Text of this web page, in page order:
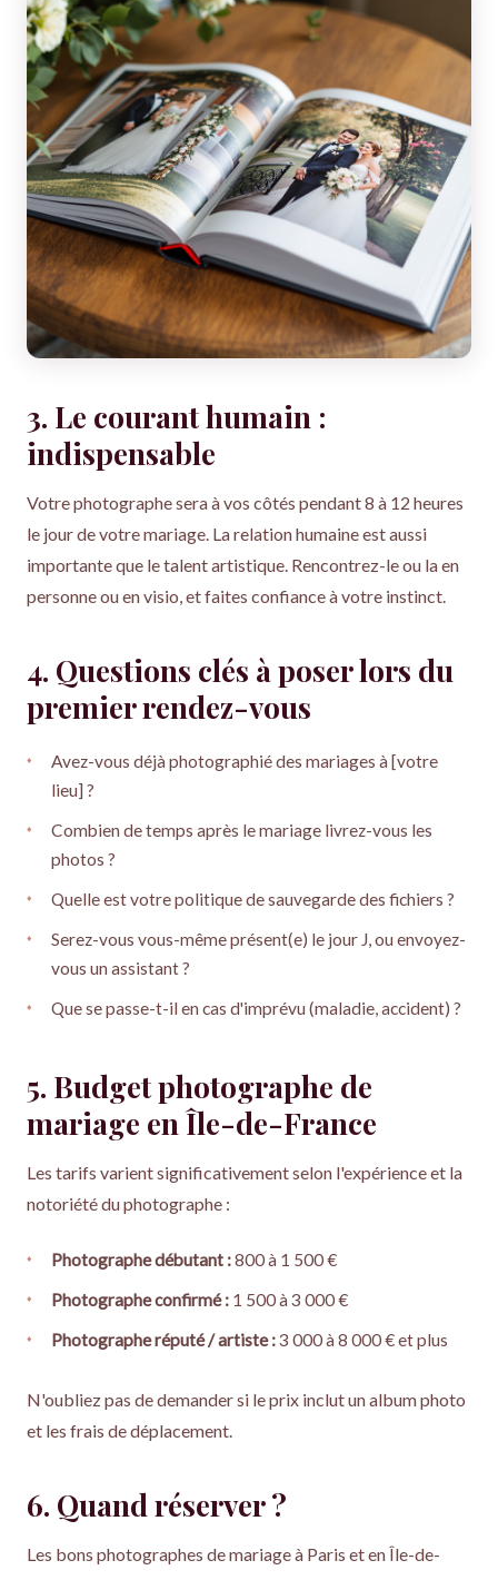
3. Le courant humain :
indispensable
Votre photographe sera à vos côtés pendant 8 à 12 heures
le jour de votre mariage. La relation humaine est aussi
importante que le talent artistique. Rencontrez-le ou la en
personne ou en visio, et faites confiance à votre instinct.
4. Questions clés à poser lors du
premier rendez-vous
Avez-vous déjà photographié des mariages à [votre
lieu] ?
Combien de temps après le mariage livrez-vous les
photos ?
Quelle est votre politique de sauvegarde des fichiers ?
Serez-vous vous-même présent(e) le jour J, ou envoyez-
vous un assistant ?
Que se passe-t-il en cas d'imprévu (maladie, accident) ?
5. Budget photographe de
mariage en Île-de-France
Les tarifs varient significativement selon l'expérience et la
notoriété du photographe :
Photographe débutant :800 à 1 500 €
Photographe confirmé : 1 500 à 3 000 €
Photographe réputé / artiste :3 000 à 8 000 € et plus
N'oubliez pas de demander si le prix inclut un album photo
et les frais de déplacement.
6. Quand réserver ?
Les bons photographes de mariage à Paris et en Île-de-